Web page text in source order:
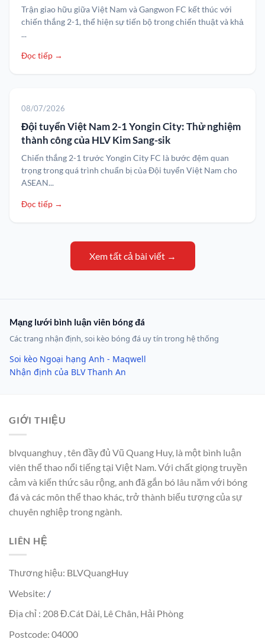
Trận giao hữu giữa Việt Nam và Gangwon FC kết thúc với
chiến thắng 2-1, thể hiện sự tiến bộ trong chiến thuật và khả
...
Đọc tiếp →
08/07/2026
Đội tuyển Việt Nam 2-1 Yongin City: Thử nghiệm
thành công của HLV Kim Sang-sik
Chiến thắng 2-1 trước Yongin City FC là bước đệm quan
trọng trong quá trình chuẩn bị của Đội tuyển Việt Nam cho
ASEAN...
Đọc tiếp →
Xem tất cả bài viết →
Mạng lưới bình luận viên bóng đá
Các trang nhận định, soi kèo bóng đá uy tín trong hệ thống
Soi kèo Ngoại hạng Anh - Maqwell
Nhận định của BLV Thanh An
GIỚI THIỆU
blvquanghuy , tên đầy đủ Vũ Quang Huy, là một bình luận
viên thể thao nổi tiếng tại Việt Nam. Với chất giọng truyền
cảm và kiến thức sâu rộng, anh đã gắn bó lâu năm với bóng
đá và các môn thể thao khác, trở thành biểu tượng của sự
chuyên nghiệp trong ngành.
LIÊN HỆ
Thương hiệu: BLVQuangHuy
Website: /
Địa chỉ : 208 Đ.Cát Dài, Lê Chân, Hải Phòng
Postcode: 04000